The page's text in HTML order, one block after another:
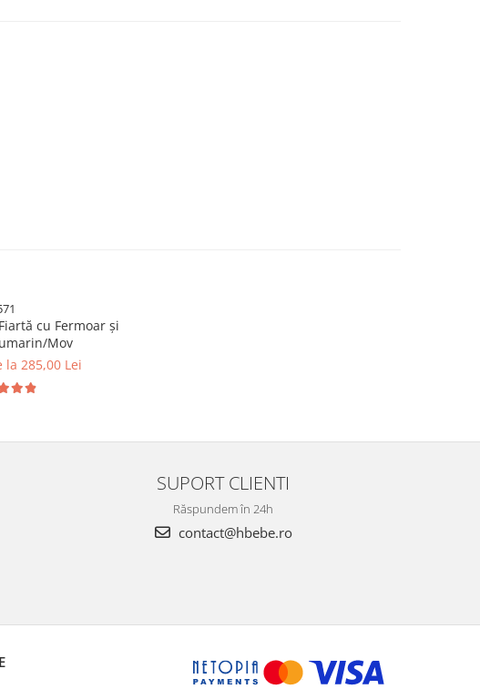
cu Fermoar și
Mov
la 285,00 Lei
SUPORT CLIENTI
Răspundem în 24h
contact@hbebe.ro